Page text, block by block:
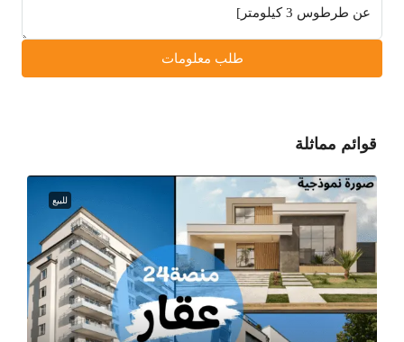
طلب معلومات
قوائم مماثلة
للبيع